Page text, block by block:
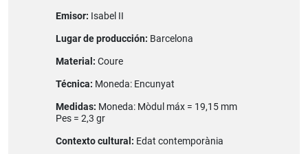
Emisor: Isabel II
Lugar de producción: Barcelona
Material: Coure
Técnica: Moneda: Encunyat
Medidas: Moneda: Mòdul máx = 19,15 mm
Pes = 2,3 gr
Contexto cultural: Edat contemporània